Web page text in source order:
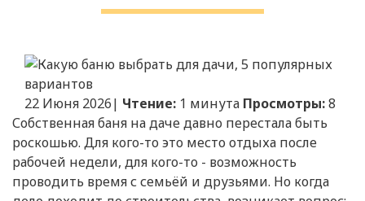
22 Июня 2026| Чтение: 1 минута Просмотры:8
Собственная баня на даче давно перестала быть
роскошью. Для кого-то это место отдыха после
рабочей недели, для кого-то - возможность
проводить время с семьёй и друзьями. Но когда